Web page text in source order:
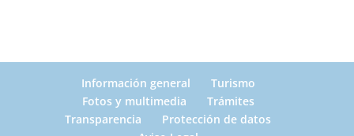
Información general
Turismo
Fotos y multimedia
Trámites
Transparencia
Protección de datos